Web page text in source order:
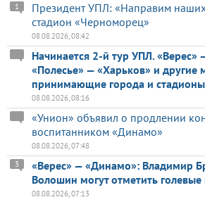
Президент УПЛ: «Направим
стадион «Черноморец»
1
08.08.2026, 08:42
Начинается 2-й тур УПЛ. «Верес»
«Полесье» — «Харьков» и другие
принимающие города и стадионы
08.08.2026, 08:16
«Унион» объявил о продлении
воспитанником «Динамо»
08.08.2026, 07:48
«Верес» — «Динамо»: Владимир
Волошин могут отметить
3
08.08.2026, 07:13